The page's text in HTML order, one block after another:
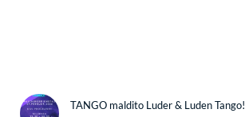
TANGO maldito Luder & Luden Tango!